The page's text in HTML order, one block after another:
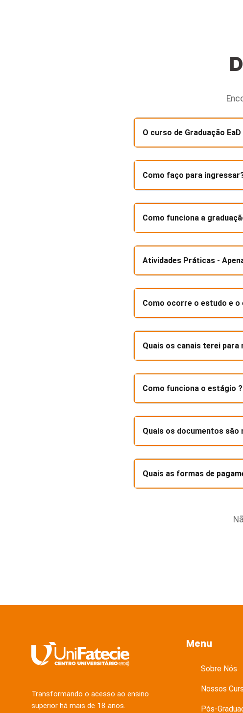
O curso de Graduação
Como faço para
Como funciona a
Atividades Práticas -
Como ocorre o estudo e o
Quais os canais terei
Como funciona o estágio ?
Quais os documentos
Quais as formas de
Transformando o acesso ao ensino
superior há mais de 18 anos.
Menu
Sobre Nós
Nossos
Pós-